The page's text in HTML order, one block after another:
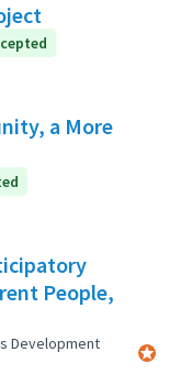
a More
People,
Development